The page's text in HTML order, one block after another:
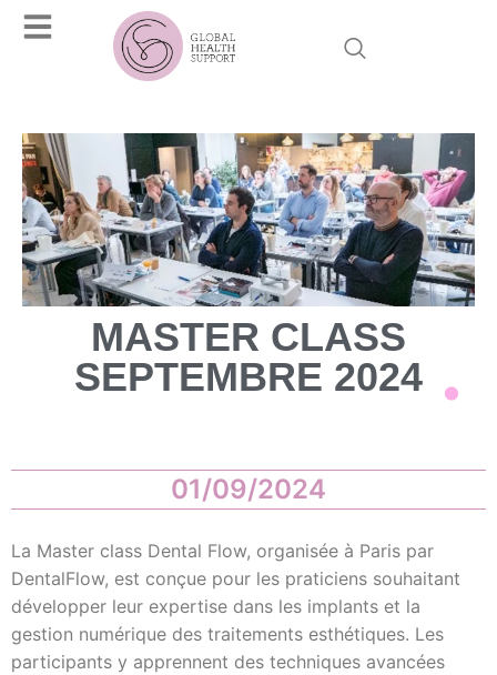
MASTER CLASS
SEPTEMBRE 2024
01/09/2024
La Master class Dental Flow, organisée à Paris par
DentalFlow, est conçue pour les praticiens souhaitant
développer leur expertise dans les implants et la
gestion numérique des traitements esthétiques. Les
participants y apprennent des techniques avancées